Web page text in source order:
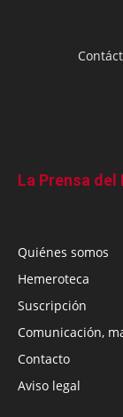
La Prensa del
Quiénes somos
Hemeroteca
Suscripción
Comunicación,
Contacto
Aviso legal